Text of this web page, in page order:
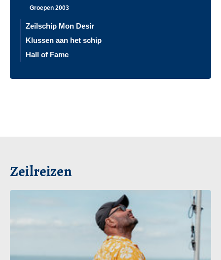
Groepen 2003
Zeilschip Mon Desir
Klussen aan het schip
Hall of Fame
Zeilreizen